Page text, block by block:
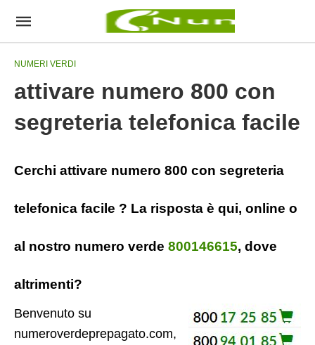
NUMERI VERDI
attivare numero 800 con
segreteria telefonica facile
Cerchi attivare numero 800 con segreteria
telefonica facile ? La risposta è qui, online o
al nostro numero verde 800146615, dove
altrimenti?
Benvenuto su
numeroverdeprepagato.com,